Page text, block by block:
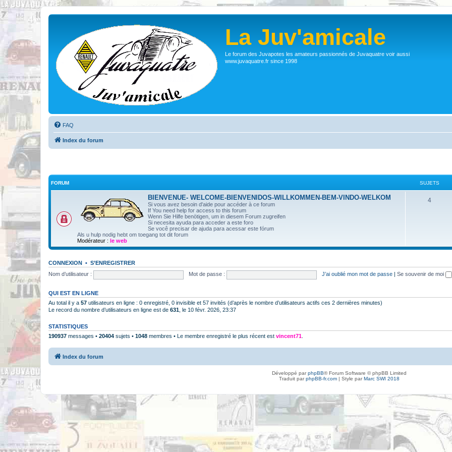
La Juv'amicale
Le forum des Juvapotes les amateurs passionnés de Juvaquatre voir aussi
www.juvaquatre.fr since 1998
FAQ
Index du forum
FORUM SUJETS
BIENVENUE- WELCOME-BIENVENIDOS-WILLKOMMEN-BEM-VINDO-WELKOM
Si vous avez besoin d'aide pour accéder à ce forum
If You need help for access to this forum
Wenn Sie Hilfe benötigen, um in diesem Forum zugreifen
Si necesita ayuda para acceder a este foro
Se você precisar de ajuda para acessar este fórum
Als u hulp nodig hebt om toegang tot dit forum
Modérateur : le web
4
CONNEXION • S’ENREGISTRER
Nom d’utilisateur :
Mot de passe : J’ai oublié mon mot de passe Se souvenir de moi
QUI EST EN LIGNE
Au total il y a 57 utilisateurs en ligne : 0 enregistré, 0 invisible et 57 invités (d’après le nombre d’utilisateurs actifs ces 2 dernières minutes)
Le record du nombre d’utilisateurs en ligne est de 631 , le 10 févr. 2026, 23:37
STATISTIQUES
190937 messages • 20404 sujets • 1048 membres • Le membre enregistré le plus récent est vincent71
Index du forum
Développé parphpBB® Forum Software © phpBB Limited
Traduit parphpBB-fr.com| Style parMarc SWI 2018